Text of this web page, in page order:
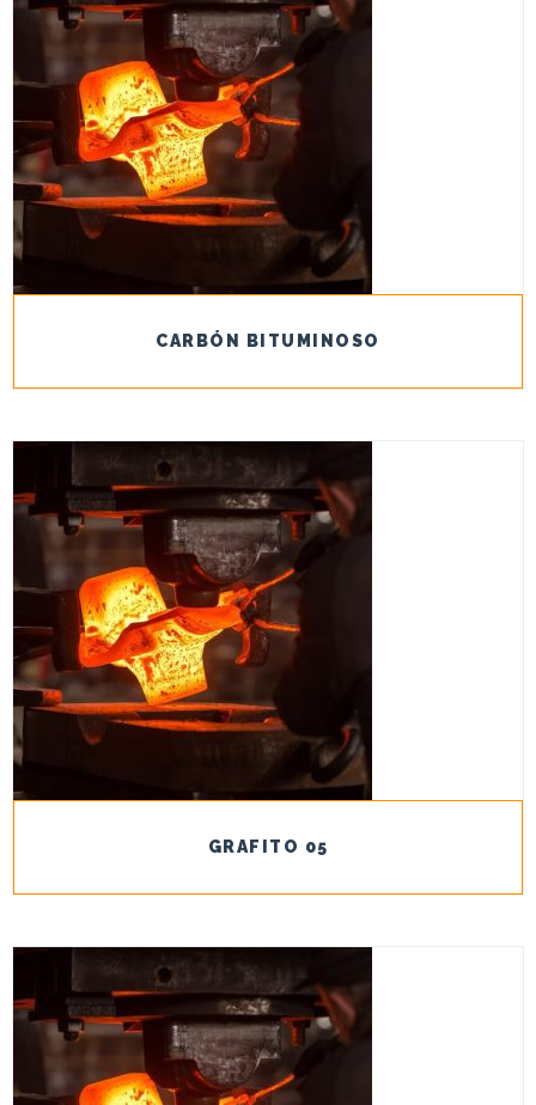
CARBÓN BITUMINOSO
GRAFITO 05